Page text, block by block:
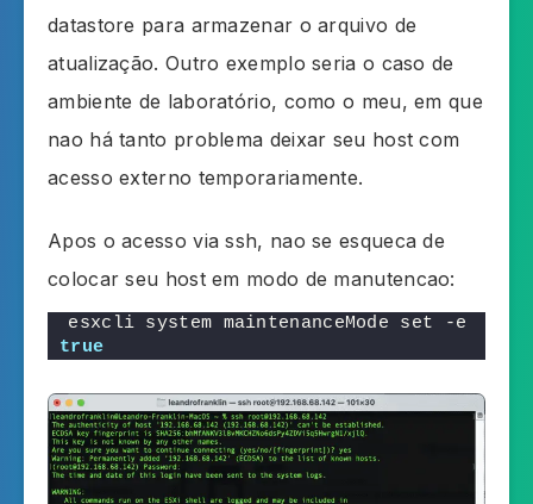
datastore para armazenar o arquivo de
atualização. Outro exemplo seria o caso de
ambiente de laboratório, como o meu, em que
nao há tanto problema deixar seu host com
acesso externo temporariamente.
Apos o acesso via ssh, nao se esqueca de
colocar seu host em modo de manutencao:
true